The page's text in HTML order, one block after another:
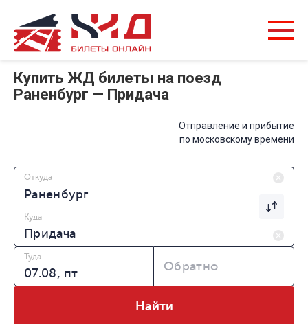
Купить ЖД билеты на поезд
Раненбург — Придача
Отправление и прибытие
по московскому времени
Откуда
Куда
Туда
Обратно
Найти